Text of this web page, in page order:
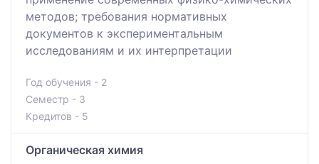
методов; требования нормативных
документов к экспериментальным
исследованиям и их интерпретации
Год обучения - 2
Семестр - 3
Кредитов - 5
Органическая химия